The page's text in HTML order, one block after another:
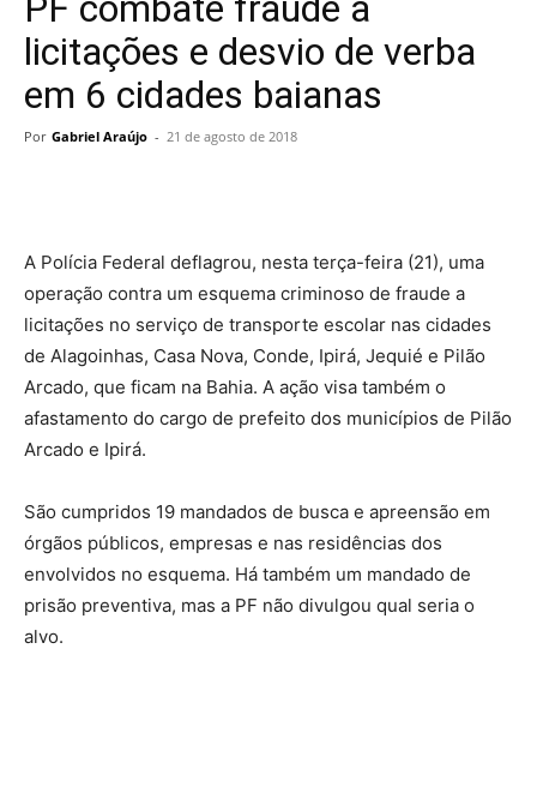
licitações e desvio de verba
em 6 cidades baianas
Por Gabriel Araújo - 21 de agosto de 2018
A Polícia Federal deflagrou, nesta terça-feira (21), uma
operação contra um esquema criminoso de fraude a
licitações no serviço de transporte escolar nas cidades
de Alagoinhas, Casa Nova, Conde, Ipirá, Jequié e Pilão
Arcado, que ficam na Bahia. A ação visa também o
afastamento do cargo de prefeito dos municípios de Pilão
Arcado e Ipirá.
São cumpridos 19 mandados de busca e apreensão em
órgãos públicos, empresas e nas residências dos
envolvidos no esquema. Há também um mandado de
prisão preventiva, mas a PF não divulgou qual seria o
alvo.